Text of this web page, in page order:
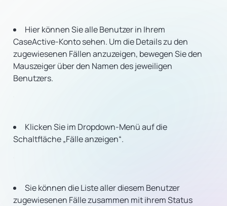
Hier können Sie alle Benutzer in Ihrem
CaseActive-Konto sehen. Um die Details zu den
zugewiesenen Fällen anzuzeigen, bewegen Sie den
Mauszeiger über den Namen des jeweiligen
Benutzers.
Klicken Sie im Dropdown-Menü auf die
Schaltfläche „Fälle anzeigen“.
Sie können die Liste aller diesem Benutzer
zugewiesenen Fälle zusammen mit ihrem Status